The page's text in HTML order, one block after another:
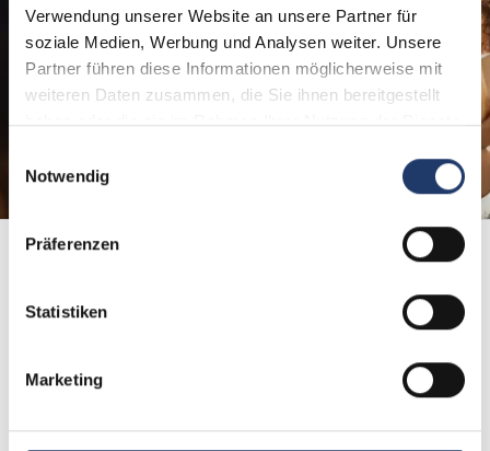
Verwendung unserer Website an unsere Partner für
soziale Medien, Werbung und Analysen weiter. Unsere
Partner führen diese Informationen möglicherweise mit
weiteren Daten zusammen, die Sie ihnen bereitgestellt
haben oder die sie im Rahmen Ihrer Nutzung der Dienste
Notwendig
Präferenzen
Statistiken
Marketing
Come ringraziamento o come sorpresa, il buono
regalo LeadingCampings è sempre la scelta
giusta. Basta scegliere l'importo, aggiungere un
messaggio e il gioco è fatto!
Ordina subito la LeadingCard per